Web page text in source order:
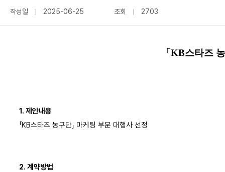
작성일 2025-06-25 조회 2703
「KB스타즈
1. 제안내용
「KB스타즈 농구단」 마케팅 부문 대행사 선정
2. 계약방법